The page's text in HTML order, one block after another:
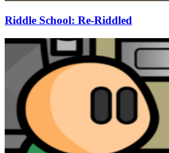
Riddle School: Re-Riddled